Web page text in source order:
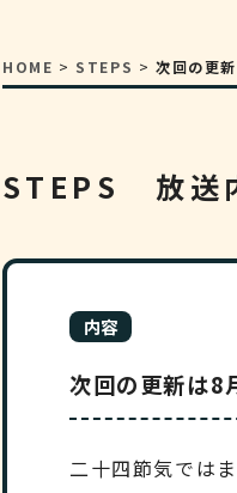
HOME > STEPS >次回の更
STEPS 放送
内容
次回の更新は8
二十四節気では